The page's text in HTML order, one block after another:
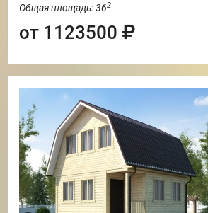
Общая площадь: 362
от 1123500